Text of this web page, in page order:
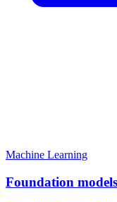
Machine Learning
Foundation